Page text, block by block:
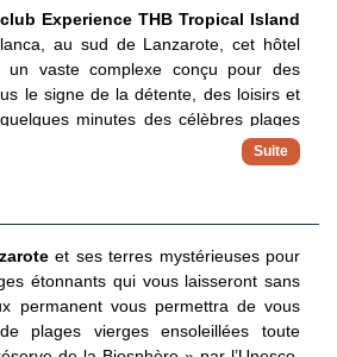
Experience THB Tropical Island
au sud de Lanzarote, cet hôtel
un vaste complexe conçu pour des
le signe de la détente, des loisirs et
minutes des célèbres plages
et des paysages volcaniques
cet établissement offre un cadre
au cœur de jardins soigneusement
contemporain et disposent de tout
pour un séjour en toute sérénité. Le
nombreuses infrastructures, dont
un espace bien-être, une
et ses terres mystérieuses pour
étonnants qui vous laisseront sans
permanent vous permettra de vous
plages vierges ensoleillées toute